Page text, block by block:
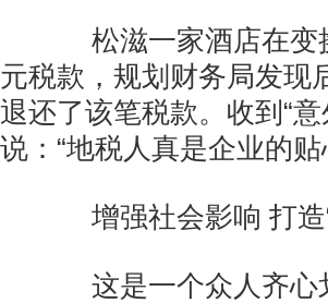
松滋一家酒店在变
元税款，规划财务局发现
退还了该笔税款。收到“
说：“地税人真是企业的贴
增强社会影响 打造
这是一个众人齐心